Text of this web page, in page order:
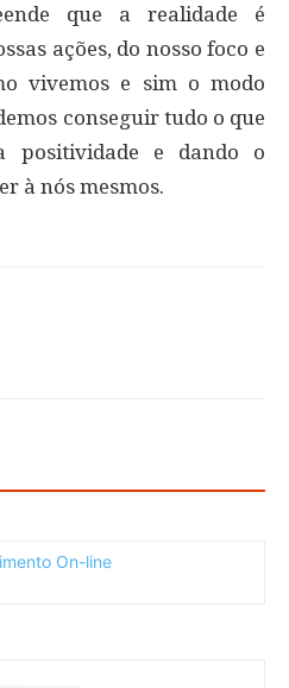
que a realidade é
ações, do nosso foco e
vivemos e sim o modo
conseguir tudo o que
positividade e dando o
à nós mesmos.